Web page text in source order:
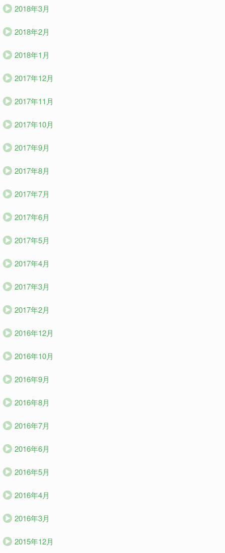
2018年3月
2018年2月
2018年1月
2017年12月
2017年11月
2017年10月
2017年9月
2017年8月
2017年7月
2017年6月
2017年5月
2017年4月
2017年3月
2017年2月
2016年12月
2016年10月
2016年9月
2016年8月
2016年7月
2016年6月
2016年5月
2016年4月
2016年3月
2015年12月